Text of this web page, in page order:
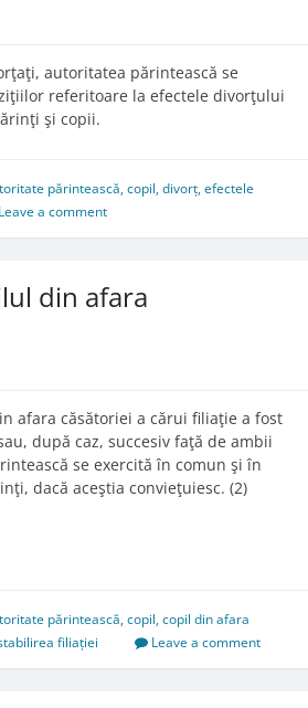
autoritatea părintească se
referitoare la efectele divorţului
şi copii.
părintească,copil,divorț,efectele
Leave a comment
din afara
afara căsătoriei a cărui filiaţie a fost
după caz, succesiv faţă de ambii
se exercită în comun şi în
dacă aceştia convieţuiesc. (2)
părintească,copil,copil din afara
filiației Leave a comment